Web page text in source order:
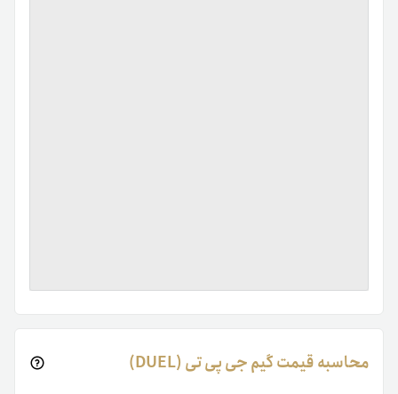
محاسبه قیمت گیم جی پی تی (DUEL)